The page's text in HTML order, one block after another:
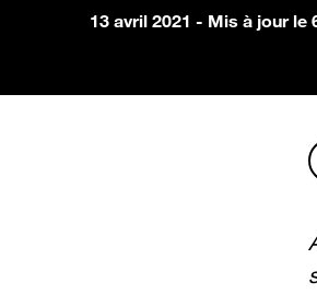
13 avril 2021 - Mis à jour le